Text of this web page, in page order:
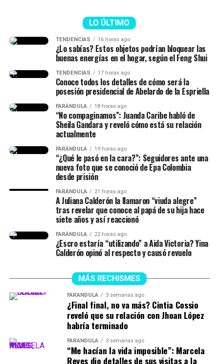
gente no entendió esa parte.
Hice la historia diciendo hace
cuánto conocí al papá de mi
hija, lo conocí hace siete años
(…) Duramos un tiempo
separados y cantidad de cosas
(…) No diré nada hasta que él
quiera hablar del tema”,
señaló.
Finalmente, la chica dejó en evidencia que durante ese
lapso de tiempo no siempre estuvieron juntos, y
tuvieron idas y venidas.
@juliethpaolaberdu7 #LIVEIncentiveProgram
#SideHustleLIVE #PaidPartnership
#julianacalderon ♬ sonido original – Julieth
LO ÚLTIMO
TENDENCIAS 16 horas ago
¿Lo sabías? Estos objetos podrían bloquear las
buenas energías en el hogar, según el Feng Shui
TENDENCIAS 17 horas ago
Conoce todos los detalles de cómo será la
posesión presidencial de Abelardo de la Espriella
FARÁNDULA 18 horas ago
“No compaginamos”: Juanda Caribe habló de
Sheila Gandara y reveló cómo está su relación
actualmente
FARÁNDULA 19 horas ago
“¿Qué le pasó en la cara?”: Seguidores ante una
nueva foto que se conoció de Epa Colombia
desde prisión
FARÁNDULA 21 horas ago
A Juliana Calderón la llamaron “viuda alegre”
tras revelar que conoce al papá de su hija hace
siete años y así reaccionó
FARÁNDULA 22 horas ago
¿Escro estaría “utilizando” a Aida Victoria? Yina
Calderón opinó al respecto y causó revuelo
MÁS RECHISMES
FARÁNDULA 3 semanas ago
¿Final final, no va más? Cintia Cossio
reveló que su relación con Jhoan López
habría terminado
FARÁNDULA 3 semanas ago
“Me hacían la vida imposible”: Marcela
Reyes dio detalles de sus visitas a la